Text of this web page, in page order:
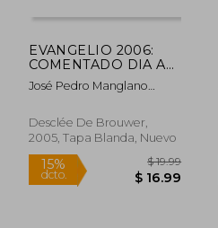
EVANGELIO 2006:
COMENTADO DIA A
DIA
José Pedro Manglano
Desclée De Brouwer,
2005, Tapa Blanda, Nuevo